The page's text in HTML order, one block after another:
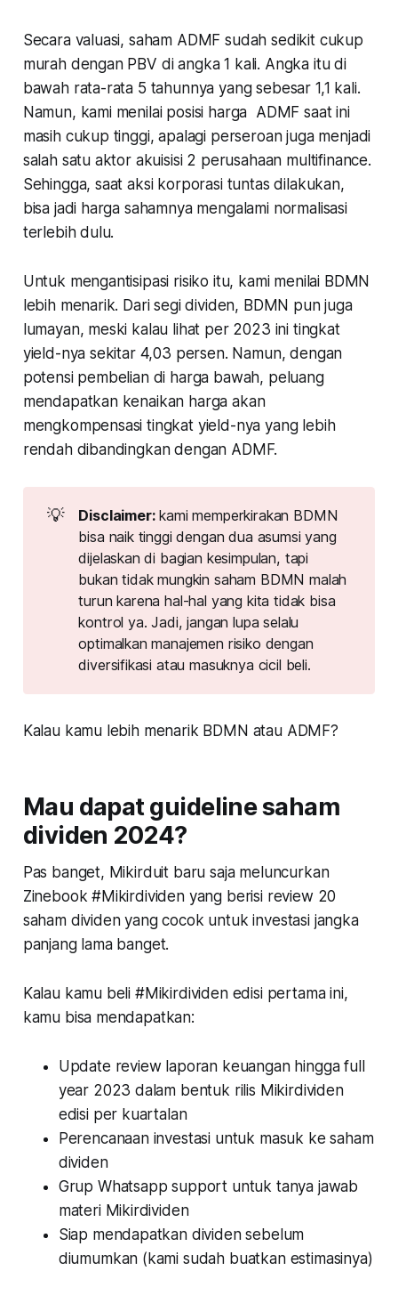
Secara valuasi, saham ADMF sudah sedikit cukup
murah dengan PBV di angka 1 kali. Angka itu di
bawah rata-rata 5 tahunnya yang sebesar 1,1 kali.
Namun, kami menilai posisi harga ADMF saat ini
masih cukup tinggi, apalagi perseroan juga menjadi
salah satu aktor akuisisi 2 perusahaan multifinance.
Sehingga, saat aksi korporasi tuntas dilakukan,
bisa jadi harga sahamnya mengalami normalisasi
terlebih dulu.
Untuk mengantisipasi risiko itu, kami menilai BDMN
lebih menarik. Dari segi dividen, BDMN pun juga
lumayan, meski kalau lihat per 2023 ini tingkat
yield-nya sekitar 4,03 persen. Namun, dengan
potensi pembelian di harga bawah, peluang
mendapatkan kenaikan harga akan
mengkompensasi tingkat yield-nya yang lebih
rendah dibandingkan dengan ADMF.
💡 Disclaimer: kami memperkirakan BDMN
bisa naik tinggi dengan dua asumsi yang
dijelaskan di bagian kesimpulan, tapi
bukan tidak mungkin saham BDMN malah
turun karena hal-hal yang kita tidak bisa
kontrol ya. Jadi, jangan lupa selalu
optimalkan manajemen risiko dengan
diversifikasi atau masuknya cicil beli.
Kalau kamu lebih menarik BDMN atau ADMF?
Mau dapat guideline saham
dividen 2024?
Pas banget, Mikirduit baru saja meluncurkan
Zinebook #Mikirdividen yang berisi review 20
saham dividen yang cocok untuk investasi jangka
panjang lama banget.
Kalau kamu beli #Mikirdividen edisi pertama ini,
kamu bisa mendapatkan:
Update review laporan keuangan hingga full
year 2023 dalam bentuk rilis Mikirdividen
edisi per kuartalan
Perencanaan investasi untuk masuk ke saham
dividen
Grup Whatsapp support untuk tanya jawab
materi Mikirdividen
Siap mendapatkan dividen sebelum
diumumkan (kami sudah buatkan estimasinya)